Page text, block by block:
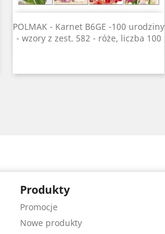
POLMAK - Karnet B6GE -100 urodziny
- wzory z zest. 582 - róże, liczba 100
Szybki podgląd
Produkty
Promocje
Nowe produkty